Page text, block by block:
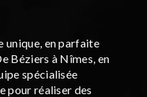
unique, en parfaite
Béziers à Nîmes, en
spécialisée
pour réaliser des